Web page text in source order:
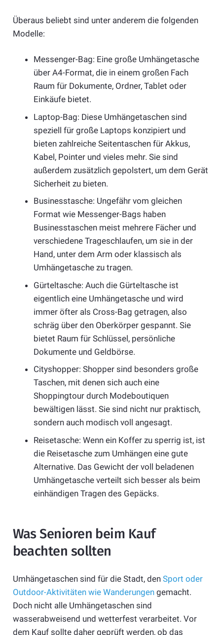
Überaus beliebt sind unter anderem die folgenden
Modelle:
Messenger-Bag: Eine große Umhängetasche
über A4-Format, die in einem großen Fach
Raum für Dokumente, Ordner, Tablet oder
Einkäufe bietet.
Laptop-Bag: Diese Umhängetaschen sind
speziell für große Laptops konzipiert und
bieten zahlreiche Seitentaschen für Akkus,
Kabel, Pointer und vieles mehr. Sie sind
außerdem zusätzlich gepolstert, um dem Gerät
Sicherheit zu bieten.
Businesstasche: Ungefähr vom gleichen
Format wie Messenger-Bags haben
Businesstaschen meist mehrere Fächer und
verschiedene Trageschlaufen, um sie in der
Hand, unter dem Arm oder klassisch als
Umhängetasche zu tragen.
Gürteltasche: Auch die Gürteltasche ist
eigentlich eine Umhängetasche und wird
immer öfter als Cross-Bag getragen, also
schräg über den Oberkörper gespannt. Sie
bietet Raum für Schlüssel, persönliche
Dokumente und Geldbörse.
Cityshopper: Shopper sind besonders große
Taschen, mit denen sich auch eine
Shoppingtour durch Modeboutiquen
bewältigen lässt. Sie sind nicht nur praktisch,
sondern auch modisch voll angesagt.
Reisetasche: Wenn ein Koffer zu sperrig ist, ist
die Reisetasche zum Umhängen eine gute
Alternative. Das Gewicht der voll beladenen
Umhängetasche verteilt sich besser als beim
einhändigen Tragen des Gepäcks.
Was Senioren beim Kauf
beachten sollten
Umhängetaschen sind für die Stadt, den Sport oder
Outdoor-Aktivitäten wie Wanderungengemacht.
Doch nicht alle Umhängetaschen sind
wasserabweisend und wetterfest verarbeitet. Vor
dem Kauf sollte daher geprüft werden, ob das